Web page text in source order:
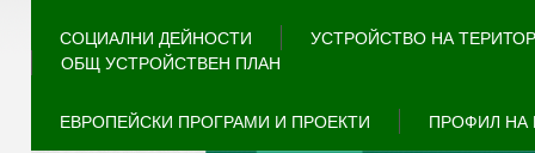
СОЦИАЛНИ ДЕЙНОСТИ
УСТРОЙСТВО НА
ОБЩ УСТРОЙСТВЕН ПЛАН
ЕВРОПЕЙСКИ ПРОГРАМИ И ПРОЕКТИ ПРОФИЛ НА